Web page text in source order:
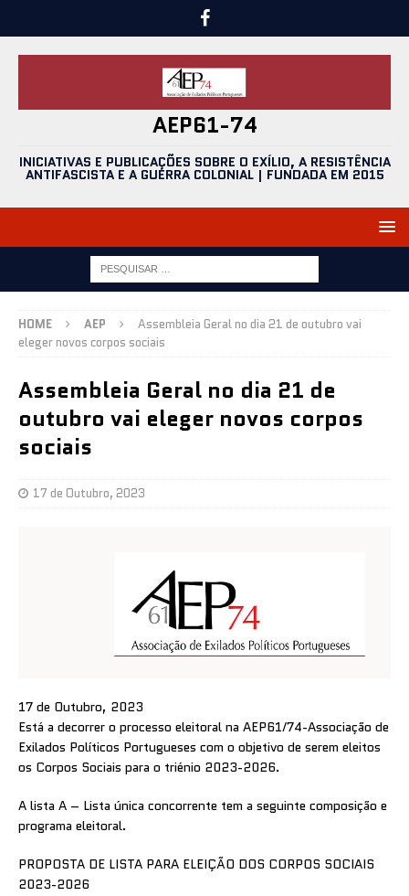
AEP61-74
INICIATIVAS E PUBLICAÇÕES SOBRE O EXÍLIO, A RESISTÊNCIA
ANTIFASCISTA E A GUERRA COLONIAL | FUNDADA EM 2015
HOME AEP
Assembleia Geral no dia 21 de outubro vai
eleger novos corpos sociais
Assembleia Geral no dia 21 de
outubro vai eleger novos corpos
sociais
17 de Outubro, 2023
17 de Outubro, 2023
Está a decorrer o processo eleitoral na AEP61/74-Associação de
Exilados Políticos Portugueses com o objetivo de serem eleitos
os Corpos Sociais para o triénio 2023-2026.
A lista A – Lista única concorrente tem a seguinte composição e
programa eleitoral.
PROPOSTA DE LISTA PARA ELEIÇÃO DOS CORPOS SOCIAIS
2023-2026